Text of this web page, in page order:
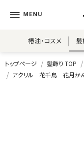
椿油・コスメ 髪
トップページ 髪飾り TOP
アクリル 花千鳥 花月かん